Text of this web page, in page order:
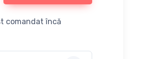
comandat încă